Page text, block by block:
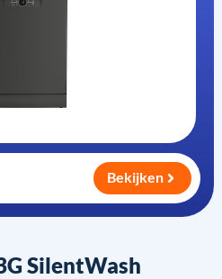
SilentWash
Bekijken